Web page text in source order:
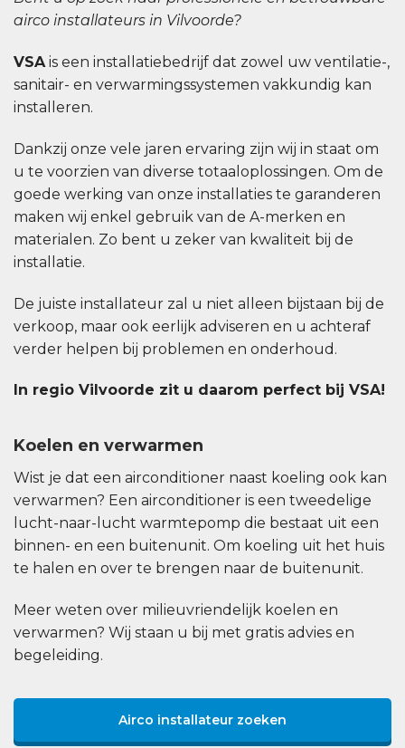
airco installateurs in Vilvoorde?
VSAis een installatiebedrijf dat zowel uw ventilatie-,
sanitair- en verwarmingssystemen vakkundig kan
installeren.
Dankzij onze vele jaren ervaring zijn wij in staat om
u te voorzien van diverse totaaloplossingen. Om de
goede werking van onze installaties te garanderen
maken wij enkel gebruik van de A-merken en
materialen. Zo bent u zeker van kwaliteit bij de
installatie.
De juiste installateur zal u niet alleen bijstaan bij de
verkoop, maar ook eerlijk adviseren en u achteraf
verder helpen bij problemen en onderhoud.
In regio Vilvoorde zit u daarom perfect bij VSA!
Koelen en verwarmen
Wist je dat een airconditioner naast koeling ook kan
verwarmen? Een airconditioner is een tweedelige
lucht-naar-lucht warmtepomp die bestaat uit een
binnen- en een buitenunit. Om koeling uit het huis
te halen en over te brengen naar de buitenunit.
Meer weten over milieuvriendelijk koelen en
verwarmen? Wij staan u bij met gratis advies en
begeleiding.
Airco installateur zoeken